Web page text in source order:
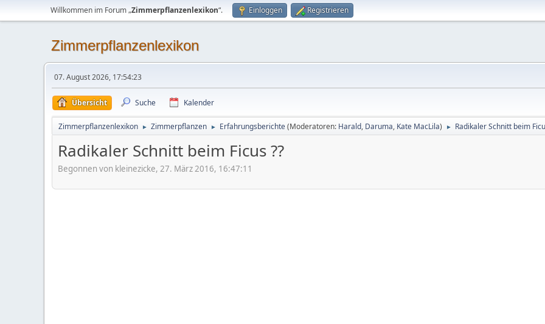
Willkommen im Forum „Zimmerpflanzenlexikon“. Einloggen Registrieren
Zimmerpflanzenlexikon
07. August 2026, 17:54:23
Übersicht Suche Kalender
Zimmerpflanzenlexikon ► Zimmerpflanzen ► Erfahrungsberichte(Moderatoren: Harald, Daruma, Kate MacLila) ► Radikaler Schnitt beim
Radikaler Schnitt beim Ficus ??
Begonnen von kleinezicke, 27. März 2016, 16:47:11